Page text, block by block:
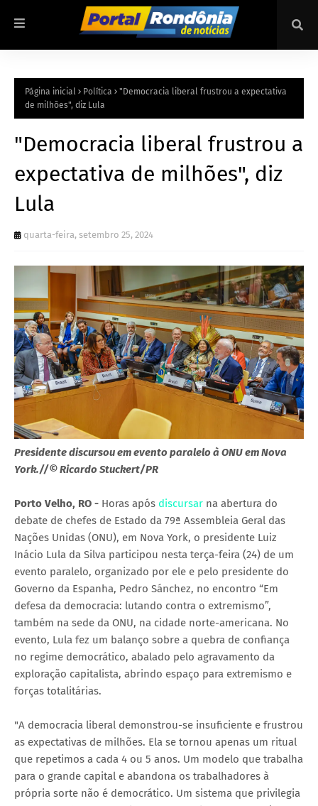
Página inicial Política
"Democracia liberal frustrou a expectativa
de milhões", diz Lula
"Democracia liberal frustrou a
expectativa de milhões", diz
Lula
quarta-feira, setembro 25, 2024
Presidente discursou em evento paralelo à ONU em Nova
York.//© Ricardo Stuckert/PR
Porto Velho, RO - Horas após discursar na abertura do
debate de chefes de Estado da 79ª Assembleia Geral das
Nações Unidas (ONU), em Nova York, o presidente Luiz
Inácio Lula da Silva participou nesta terça-feira (24) de um
evento paralelo, organizado por ele e pelo presidente do
Governo da Espanha, Pedro Sánchez, no encontro “Em
defesa da democracia: lutando contra o extremismo”,
também na sede da ONU, na cidade norte-americana. No
evento, Lula fez um balanço sobre a quebra de confiança
no regime democrático, abalado pelo agravamento da
exploração capitalista, abrindo espaço para extremismo e
forças totalitárias.
"A democracia liberal demonstrou-se insuficiente e frustrou
as expectativas de milhões. Ela se tornou apenas um ritual
que repetimos a cada 4 ou 5 anos. Um modelo que trabalha
para o grande capital e abandona os trabalhadores à
própria sorte não é democrático. Um sistema que privilegia